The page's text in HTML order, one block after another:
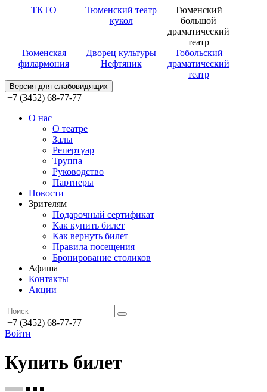
ТКТО
Тюменский театр
кукол
Тюменский
большой
драматический
театр
Тюменская
филармония
Дворец культуры
Нефтяник
Тобольский
драматический
театр
Версия для слабовидящих
+7 (3452) 68-77-77
О нас
О театре
Залы
Репертуар
Труппа
Руководство
Партнеры
Новости
Зрителям
Подарочный сертификат
Как купить билет
Как вернуть билет
Правила посещения
Бронирование столиков
Афиша
Контакты
Акции
+7 (3452) 68-77-77
Войти
Купить билет